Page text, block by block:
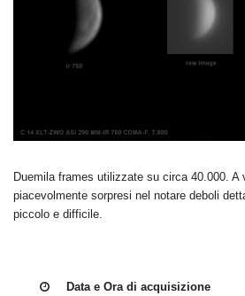
Duemila frames utilizzate su circa 40.000. A
piacevolmente sorpresi nel notare deboli
piccolo e difficile.
Data e Ora di acquisizione